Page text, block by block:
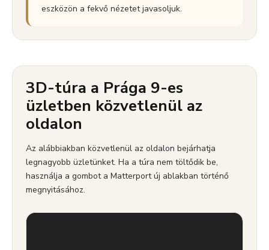
eszközön a fekvő nézetet javasoljuk.
3D-túra a Prága 9-es
üzletben közvetlenül az
oldalon
Az alábbiakban közvetlenül az oldalon bejárhatja
legnagyobb üzletünket. Ha a túra nem töltődik be,
használja a gombot a Matterport új ablakban történő
megnyitásához.